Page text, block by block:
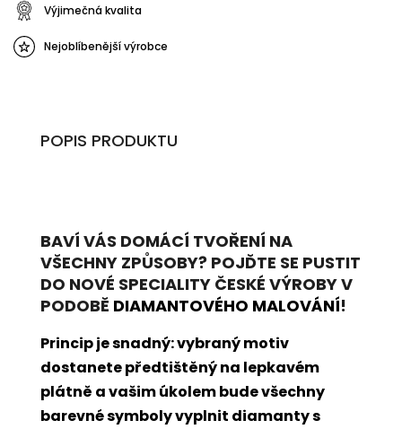
Výjimečná kvalita
Nejoblíbenější výrobce
POPIS PRODUKTU
BAVÍ VÁS DOMÁCÍ TVOŘENÍ NA
VŠECHNY ZPŮSOBY? POJĎTE SE PUSTIT
DO NOVÉ SPECIALITY ČESKÉ VÝROBY V
PODOBĚ DIAMANTOVÉHO MALOVÁNÍ!
Princip je snadný: vybraný motiv
dostanete předtištěný na lepkavém
plátně a vašim úkolem bude všechny
barevné symboly vyplnit diamanty s